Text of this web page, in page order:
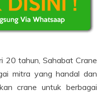
20 tahun, Sahabat Crane
mitra yang handal dan
crane untuk berbagai